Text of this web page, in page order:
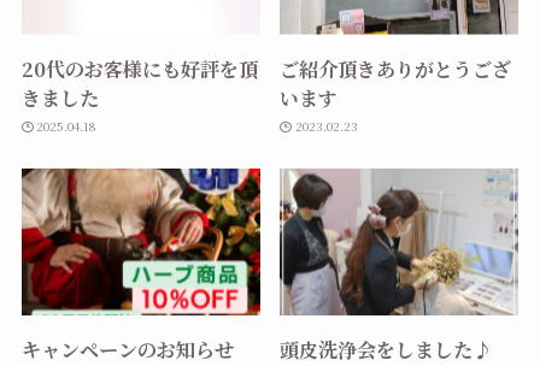
20代のお客様にも好評を頂
きました
2025.04.18
ご紹介頂きありがとうござ
います
2023.02.23
キャンペーンのお知らせ 頭皮洗浄会をしました♪